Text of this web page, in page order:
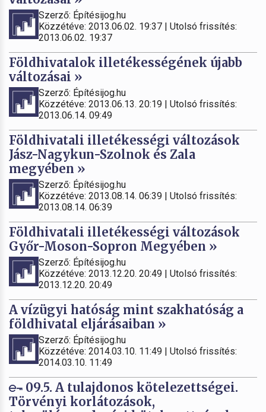
Szerző: Építésijog.hu
Közzétéve: 2013.06.02. 19:37 | Utolsó frissítés:
2013.06.02. 19:37
Földhivatalok illetékességének újabb
változásai »
Szerző: Építésijog.hu
Közzétéve: 2013.06.13. 20:19 | Utolsó frissítés:
2013.06.14. 09:49
Földhivatali illetékességi változások
Jász-Nagykun-Szolnok és Zala
megyében »
Szerző: Építésijog.hu
Közzétéve: 2013.08.14. 06:39 | Utolsó frissítés:
2013.08.14. 06:39
Földhivatali illetékességi változások
Győr-Moson-Sopron Megyében »
Szerző: Építésijog.hu
Közzétéve: 2013.12.20. 20:49 | Utolsó frissítés:
2013.12.20. 20:49
A vízügyi hatóság mint szakhatóság a
földhivatal eljárásaiban »
Szerző: Építésijog.hu
Közzétéve: 2014.03.10. 11:49 | Utolsó frissítés:
2014.03.10. 11:49
09.5. A tulajdonos kötelezettségei.
Törvényi korlátozások,